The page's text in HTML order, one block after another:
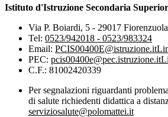
Istituto d'Istruzione Secondaria
Via P. Boiardi, 5 - 29017
Tel: 0523/942018 - 0523/983324
Email: PCIS00400E@istruzione.it
PEC: pcis00400e@pec.istruzione.it
C.F.: 81002420339
Per segnalazioni riguardanti
di salute richiedenti didattica a
serviziosalute@polomattei.it